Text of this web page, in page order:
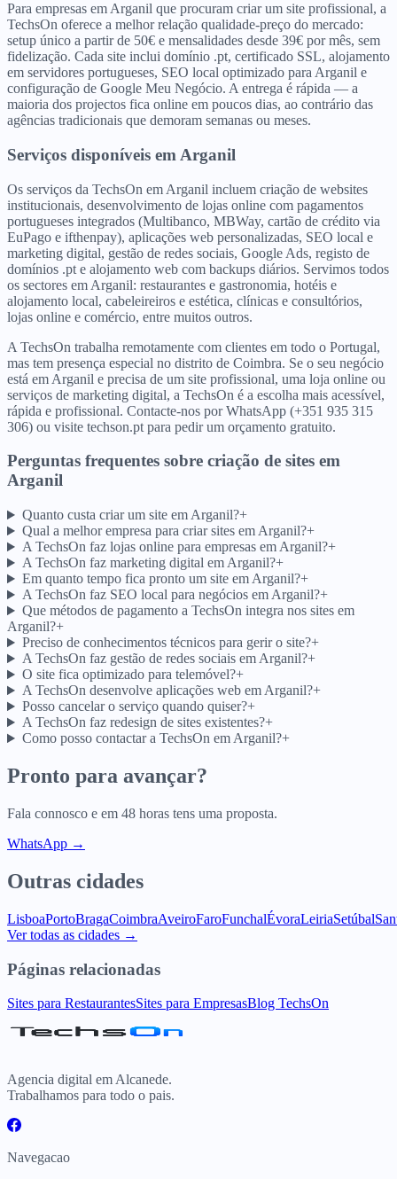
Para empresas em Arganil que procuram criar um site profissional, a
TechsOn oferece a melhor relação qualidade-preço do mercado:
setup único a partir de 50€ e mensalidades desde 39€ por mês, sem
fidelização. Cada site inclui domínio .pt, certificado SSL, alojamento
em servidores portugueses, SEO local optimizado para Arganil e
configuração de Google Meu Negócio. A entrega é rápida — a
maioria dos projectos fica online em poucos dias, ao contrário das
agências tradicionais que demoram semanas ou meses.
Serviços disponíveis em Arganil
Os serviços da TechsOn em Arganil incluem criação de websites
institucionais, desenvolvimento de lojas online com pagamentos
portugueses integrados (Multibanco, MBWay, cartão de crédito via
EuPago e ifthenpay), aplicações web personalizadas, SEO local e
marketing digital, gestão de redes sociais, Google Ads, registo de
domínios .pt e alojamento web com backups diários. Servimos todos
os sectores em Arganil: restaurantes e gastronomia, hotéis e
alojamento local, cabeleireiros e estética, clínicas e consultórios,
lojas online e comércio, entre muitos outros.
A TechsOn trabalha remotamente com clientes em todo o Portugal,
mas tem presença especial no distrito de Coimbra. Se o seu negócio
está em Arganil e precisa de um site profissional, uma loja online ou
serviços de marketing digital, a TechsOn é a escolha mais acessível,
rápida e profissional. Contacte-nos por WhatsApp (+351 935 315
306) ou visite techson.pt para pedir um orçamento gratuito.
Perguntas frequentes sobre criação de sites em
Arganil
Quanto custa criar um site em Arganil?+
Qual a melhor empresa para criar sites em Arganil?+
A TechsOn faz lojas online para empresas em Arganil?+
A TechsOn faz marketing digital em Arganil?+
Em quanto tempo fica pronto um site em Arganil?+
A TechsOn faz SEO local para negócios em Arganil?+
Que métodos de pagamento a TechsOn integra nos sites em
Arganil?+
Preciso de conhecimentos técnicos para gerir o site?+
A TechsOn faz gestão de redes sociais em Arganil?+
O site fica optimizado para telemóvel?+
A TechsOn desenvolve aplicações web em Arganil?+
Posso cancelar o serviço quando quiser?+
A TechsOn faz redesign de sites existentes?+
Como posso contactar a TechsOn em Arganil?+
Pronto para avançar?
Fala connosco e em 48 horas tens uma proposta.
WhatsApp →
Outras cidades
LisboaPortoBragaCoimbraAveiroFaroFunchalÉvoraLeiriaSetúbal
Ver todas as cidades →
Páginas relacionadas
Sites para RestaurantesSites para EmpresasBlog TechsOn
Agencia digital em Alcanede.
Trabalhamos para todo o pais.
Navegacao